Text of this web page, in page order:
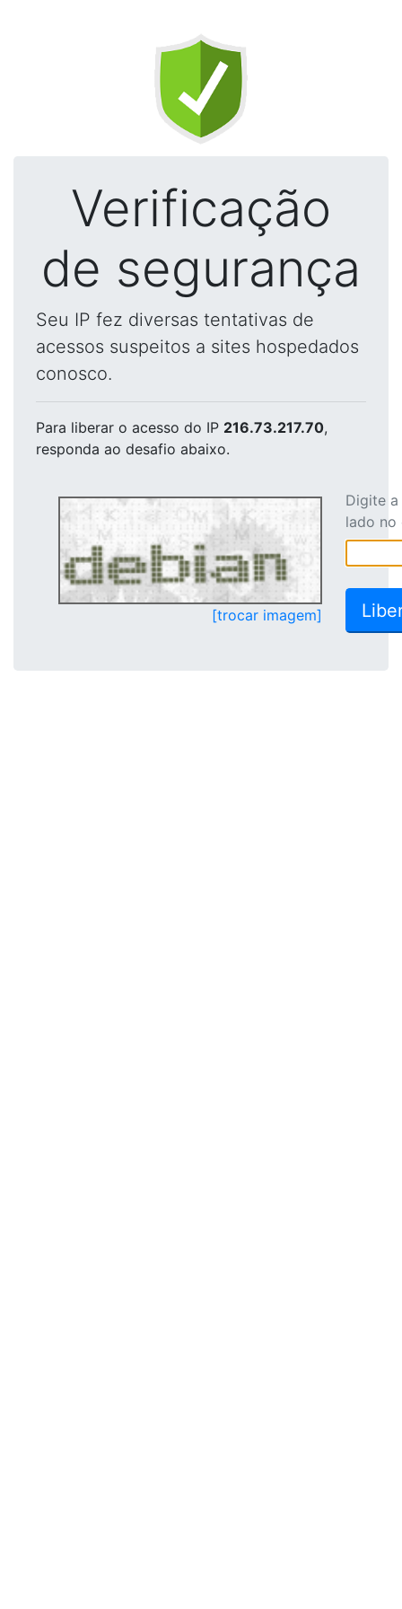
Verificação
de segurança
Seu IP fez diversas tentativas de
acessos suspeitos a sites hospedados
conosco.
Para liberar o acesso do IP 216.73.217.70,
responda ao desafio abaixo.
[trocar imagem]
Digite
lado no